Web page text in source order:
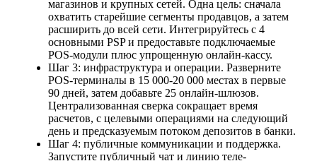
магазинов и крупных сетей. Одна цель: сначала
охватить старейшие сегменты продавцов, а затем
расширить до всей сети. Интегрируйтесь с 4
основными PSP и предоставьте подключаемые
POS-модули плюс упрощенную онлайн-кассу.
Шаг 3: инфраструктура и операции. Разверните
POS-терминалы в 15 000-20 000 местах в первые
90 дней, затем добавьте 25 онлайн-шлюзов.
Централизованная сверка сокращает время
расчетов, с целевыми операциями на следующий
день и предсказуемым потоком депозитов в банки.
Шаг 4: публичные коммуникации и поддержка.
Запустите публичный чат и линию теле-